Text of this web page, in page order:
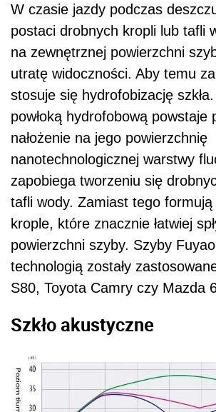
W czasie jazdy podczas
postaci drobnych kropli lub tafli
na zewnętrznej powierzchni
utratę widoczności. Aby temu
stosuje się hydrofobizację szkła.
powłoką hydrofobową powstaje
nałożenie na jego powierzchnię
nanotechnologicznej warstwy
zapobiega tworzeniu się
tafli wody. Zamiast tego
krople, które znacznie łatwiej
powierzchni szyby. Szyby
technologią zostały
S80, Toyota Camry czy
Szkło akustyczne